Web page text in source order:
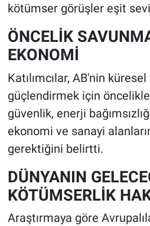
kötümser görüşler eşit
ÖNCELİK
EKONOMİ
Katılımcılar, AB'nin
güçlendirmek için
güvenlik, enerji
ekonomi ve sanayi
gerektiğini belirtti.
DÜNYANIN
KÖTÜMSERLİK
Araştırmaya göre